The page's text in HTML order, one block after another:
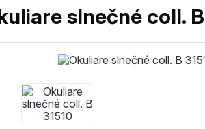
slnečné coll. B